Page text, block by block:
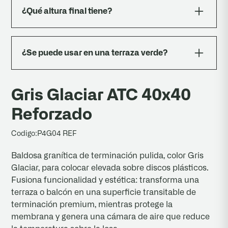
y registrable.
¿Qué altura final tiene?
¿Se puede usar en una terraza verde?
terrazas verdes y cubiertas, combinado con
canteros o grava.
Gris Glaciar ATC 40x40
Reforzado
Codigo: P4G04 REF
Baldosa granítica de terminación pulida, color Gris
Glaciar, para colocar elevada sobre discos plásticos.
Fusiona funcionalidad y estética: transforma una
terraza o balcón en una superficie transitable de
terminación premium, mientras protege la
membrana y genera una cámara de aire que reduce